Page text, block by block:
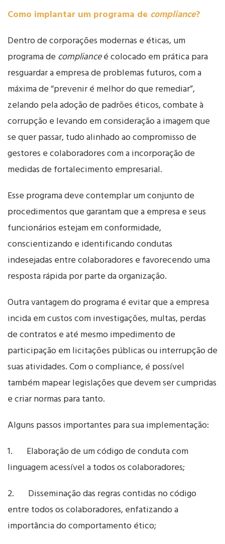
Como implantar um programa de compliance?
Dentro de corporações modernas e éticas, um
programa de complianceé colocado em prática para
resguardar a empresa de problemas futuros, com a
máxima de “prevenir é melhor do que remediar”,
zelando pela adoção de padrões éticos, combate à
corrupção e levando em consideração a imagem que
se quer passar, tudo alinhado ao compromisso de
gestores e colaboradores com a incorporação de
medidas de fortalecimento empresarial.
Esse programa deve contemplar um conjunto de
procedimentos que garantam que a empresa e seus
funcionários estejam em conformidade,
conscientizando e identificando condutas
indesejadas entre colaboradores e favorecendo uma
resposta rápida por parte da organização.
Outra vantagem do programa é evitar que a empresa
incida em custos com investigações, multas, perdas
de contratos e até mesmo impedimento de
participação em licitações públicas ou interrupção de
suas atividades. Com o compliance, é possível
também mapear legislações que devem ser cumpridas
e criar normas para tanto.
Alguns passos importantes para sua implementação:
1. Elaboração de um código de conduta com
linguagem acessível a todos os colaboradores;
2. Disseminação das regras contidas no código
entre todos os colaboradores, enfatizando a
importância do comportamento ético;